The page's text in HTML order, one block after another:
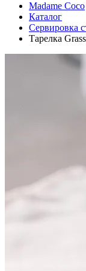
Madame Coco
Каталог
Сервировка
Тарелка